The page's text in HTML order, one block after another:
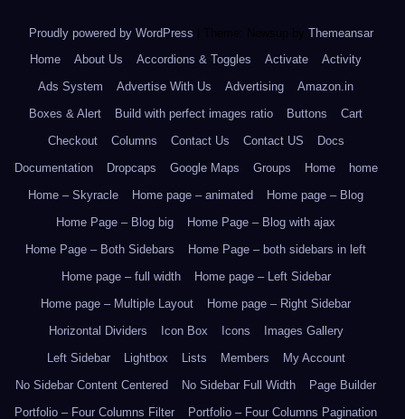
Proudly powered by WordPress Theme: Newsup by Themeansar.
Home
About Us Accordions & Toggles Activate
Activity
Ads System
Advertise With Us Advertising
Amazon.in
Boxes & Alert
Build with perfect images ratio Buttons
Cart
Checkout
Columns Contact Us Contact US
Docs
Documentation
Dropcaps Google Maps Groups Home
home
Home – Skyracle
Home page – animated
Home page – Blog
Home Page – Blog big
Home Page – Blog with ajax
Home Page – Both Sidebars
Home Page – both sidebars in left
Home page – full width
Home page – Left Sidebar
Home page – Multiple Layout
Home page – Right Sidebar
Horizontal Dividers
Icon Box Icons
Images Gallery
Left Sidebar
Lightbox Lists Members
My Account
No Sidebar Content Centered
No Sidebar Full Width
Page Builder
Portfolio – Four Columns Filter
Portfolio – Four Columns Pagination